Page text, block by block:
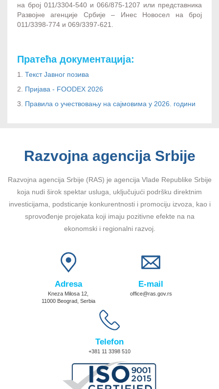
на број 011/3304-540 и 066/875-1207 или представника
Развојне агенције Србије – Инес Новосел на број
011/3398-774 и 069/3397-621.
Пратећа документација:
1. Текст Јавног позива
2. Пријава - FOODEX 2026
3. Правила о учествовању на сајмовима у 2026. години
Razvojna agencija Srbije
Razvojna agencija Srbije (RAS) je agencija Vlade Republike Srbije
koja nudi širok spektar usluga, uključujući podršku direktnim
investicijama, podsticanje konkurentnosti i promociju izvoza, kao i
sprovođenje projekata koji imaju pozitivne efekte na na
ekonomski i regionalni razvoj.
Adresa
Kneza Milosa 12,
11000 Beograd, Serbia
E-mail
office@ras.gov.rs
Telefon
+381 11 3398 510